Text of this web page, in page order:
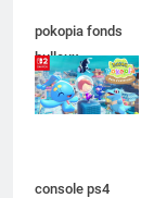
pokopia fonds
bulleux
console ps4